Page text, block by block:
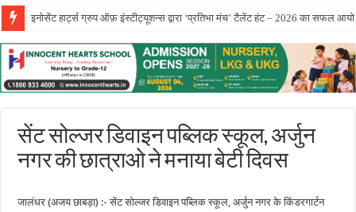
सीटी ग्रुप ने पांच दिवसीय आरंभ 2026 कार्येक्रम का भव्य समापन किया
सेंट सोल्जर डिवाइन पब्लिक स्कूल, अर्जुन
नगर की छात्राओ ने मनाया बेटी दिवस
जालंधर (अजय छाबड़ा) :- सेंट सोल्जर डिवाइन पब्लिक स्कूल, अर्जुन नगर के किंडरगार्टन